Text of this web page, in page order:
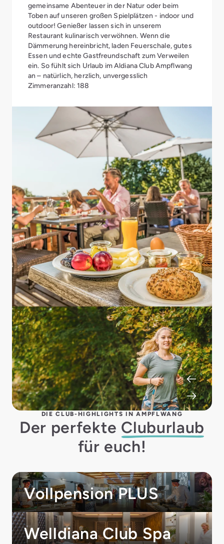
gemeinsame Abenteuer in der Natur oder beim
Toben auf unseren großen Spielplätzen - indoor und
outdoor! Genießer lassen sich in unserem
Restaurant kulinarisch verwöhnen. Wenn die
Dämmerung hereinbricht, laden Feuerschale, gutes
Essen und echte Gastfreundschaft zum Verweilen
ein. So fühlt sich Urlaub im Aldiana Club Ampflwang
an – natürlich, herzlich, unvergesslich
Zimmeranzahl: 188
DIE CLUB-HIGHLIGHTS IN AMPFLWANG
Der perfekte Cluburlaub
für euch!
Vollpension PLUS
Welldiana Club Spa